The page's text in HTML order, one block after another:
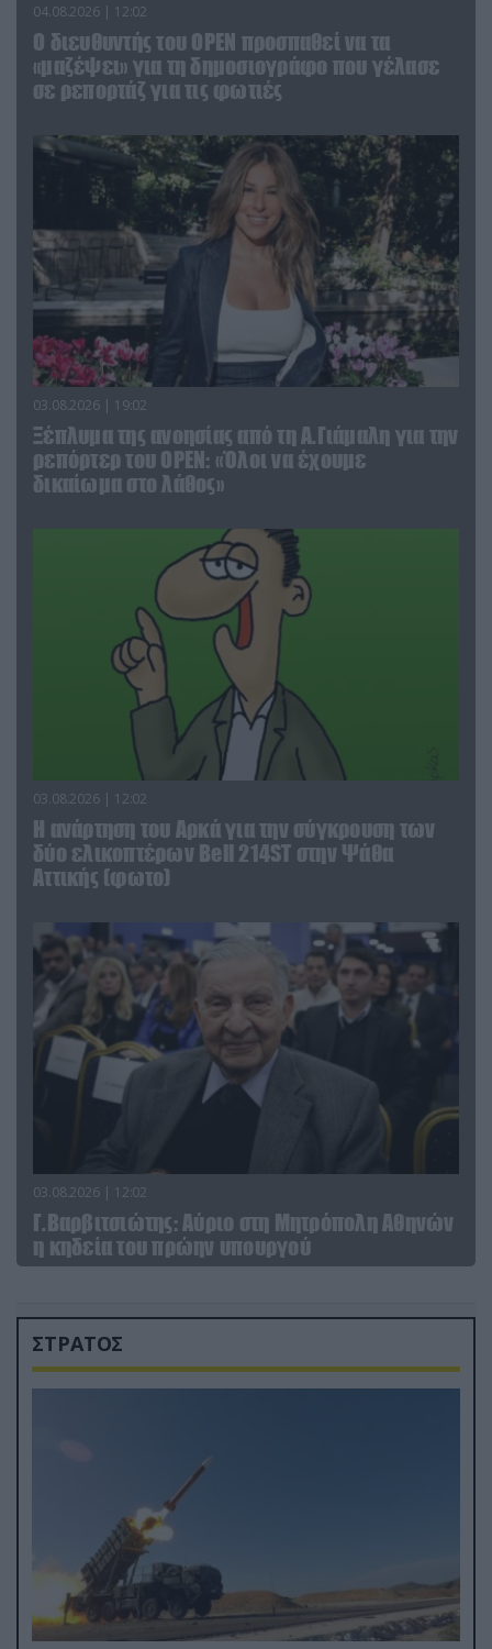
04.08.2026 | 12:02
O διευθυντής του OPEN προσπαθεί να τα
«μαζέψει» για τη δημοσιογράφο που γέλασε
σε ρεπορτάζ για τις φωτιές
03.08.2026 | 19:02
Ξέπλυμα της ανοησίας από τη Α.Γιάμαλη για την
ρεπόρτερ του ΟΡΕΝ: «Όλοι να έχουμε
δικαίωμα στο λάθος»
03.08.2026 | 12:02
Η ανάρτηση του Αρκά για την σύγκρουση των
δύο ελικοπτέρων Bell 214ST στην Ψάθα
Αττικής (φωτο)
03.08.2026 | 12:02
Γ.Βαρβιτσιώτης: Aύριο στη Μητρόπολη Αθηνών
η κηδεία του πρώην υπουργού
ΣΤΡΑΤΟΣ